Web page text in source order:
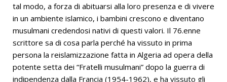
tal modo, a forza di abituarsi alla loro presenza e di vivere
in un ambiente islamico, i bambini crescono e diventano
musulmani credendosi nativi di questi valori. Il 76.enne
scrittore sa di cosa parla perché ha vissuto in prima
persona la reislamizzazione fatta in Algeria ad opera della
potente setta dei “Fratelli musulmani” dopo la guerra di
indipendenza dalla Francia (1954-1962), e ha vissuto gli